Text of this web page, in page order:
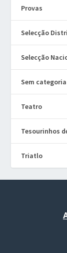
Provas
Selecção
Selecção
Sem categoria
Teatro
Tesourinhos
Triatlo